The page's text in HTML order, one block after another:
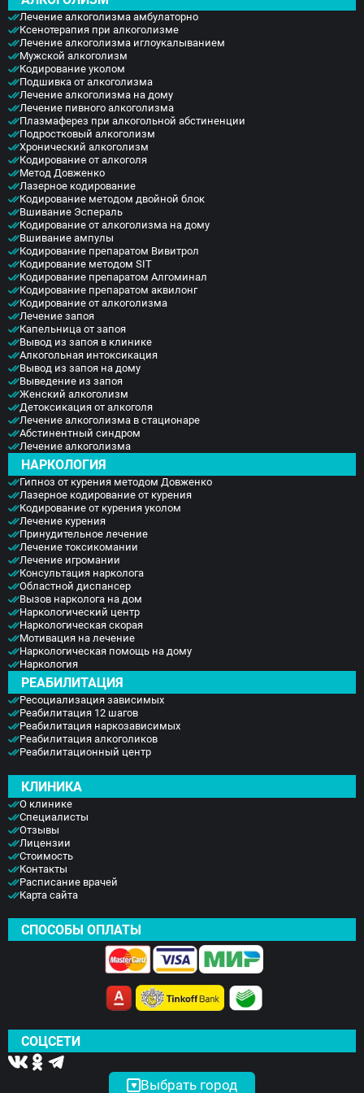
Лечение алкоголизма амбулаторно
Ксенотерапия при алкоголизме
Лечение алкоголизма иглоукалыванием
Мужской алкоголизм
Кодирование уколом
Подшивка от алкоголизма
Лечение алкоголизма на дому
Лечение пивного алкоголизма
Плазмаферез при алкогольной абстиненции
Подростковый алкоголизм
Хронический алкоголизм
Кодирование от алкоголя
Метод Довженко
Лазерное кодирование
Кодирование методом двойной блок
Вшивание Эспераль
Кодирование от алкоголизма на дому
Вшивание ампулы
Кодирование препаратом Вивитрол
Кодирование методом SIT
Кодирование препаратом Алгоминал
Кодирование препаратом аквилонг
Кодирование от алкоголизма
Лечение запоя
Капельница от запоя
Вывод из запоя в клинике
Алкогольная интоксикация
Вывод из запоя на дому
Выведение из запоя
Женский алкоголизм
Детоксикация от алкоголя
Лечение алкоголизма в стационаре
Абстинентный синдром
Лечение алкоголизма
НАРКОЛОГИЯ
Гипноз от курения методом Довженко
Лазерное кодирование от курения
Кодирование от курения уколом
Лечение курения
Принудительное лечение
Лечение токсикомании
Лечение игромании
Консультация нарколога
Областной диспансер
Вызов нарколога на дом
Наркологический центр
Наркологическая скорая
Мотивация на лечение
Наркологическая помощь на дому
Наркология
РЕАБИЛИТАЦИЯ
Ресоциализация зависимых
Реабилитация 12 шагов
Реабилитация наркозависимых
Реабилитация алкоголиков
Реабилитационный центр
КЛИНИКА
О клинике
Специалисты
Отзывы
Лицензии
Стоимость
Контакты
Расписание врачей
Карта сайта
СПОСОБЫ ОПЛАТЫ
СОЦСЕТИ
Выбрать город